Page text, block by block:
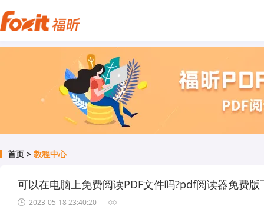
首页 > 教程中心
可以在电脑上免费阅读PDF文件吗?pdf阅读器免费版
2023-05-18 23:40:20